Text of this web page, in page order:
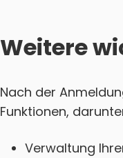
Weitere
Nach der
Funktionen,
Verwaltung